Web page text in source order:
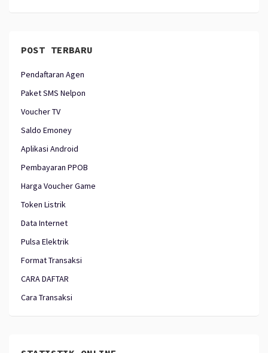
POST TERBARU
Pendaftaran Agen
Paket SMS Nelpon
Voucher TV
Saldo Emoney
Aplikasi Android
Pembayaran PPOB
Harga Voucher Game
Token Listrik
Data Internet
Pulsa Elektrik
Format Transaksi
CARA DAFTAR
Cara Transaksi